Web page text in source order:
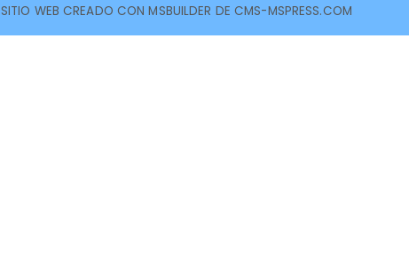
SITIO WEB CREADO CON MSBUILDER DE CMS-MSPRESS.COM